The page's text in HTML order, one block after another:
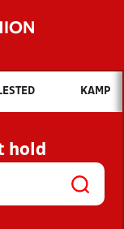
vil du søge efter?
NYHEDER
OG
KAMP
hold